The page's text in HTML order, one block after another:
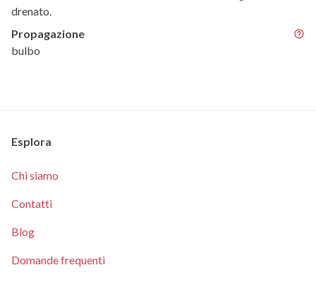
drenato.
Propagazione
bulbo
Esplora
Chi siamo
Contatti
Blog
Domande frequenti